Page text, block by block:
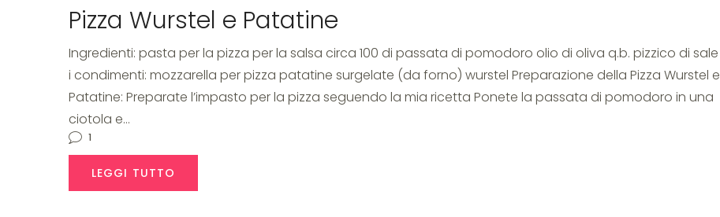
Pizza Wurstel e Patatine
Ingredienti: pasta per la pizza per la salsa circa 100 di passata di pomodoro olio di oliva q.b. pizzico di sale
i condimenti: mozzarella per pizza patatine surgelate (da forno) wurstel Preparazione della Pizza Wurstel e
Patatine: Preparate l’impasto per la pizza seguendo la mia ricetta Ponete la passata di pomodoro in una
ciotola e…
1
LEGGI TUTTO